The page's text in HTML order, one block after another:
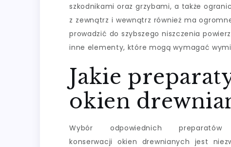
szkodnikami oraz grzybami, a także
z zewnątrz i wewnątrz również ma
prowadzić do szybszego niszczenia
inne elementy, które mogą wymagać
Jakie
okien
Wybór odpowiednich
konserwacji okien drewnianych jest